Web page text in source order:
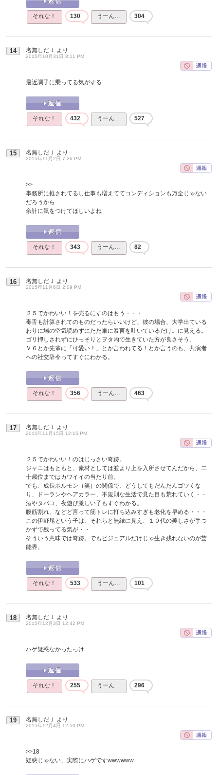
それな！ 130 うーん… 304
14 名無しだＪ より
2015年10月31日 8:11 PM
最近調子に乗ってる気がする
それな！ 432 うーん… 527
15 名無しだＪ より
2015年11月2日 7:26 PM
>>
事務所に推されてるし仕事も増えててコンディションも万全じゃない
だろうから
余計に気をつけてほしいよね
それな！ 343 うーん… 82
16 名無しだＪ より
2015年11月6日 2:09 PM
２５でかわいい！を売るにすのはもう・・・
毒舌も計算されてのものだったらいいけど、彼の場合、大学出ている
わりに場の空気読めずにただ単に暴言を吐いているだけ。に見える。
ゴリ押しされずにひっそりとヲタ内で生きていた方が良さそう。
Ｖ６とか先輩に「可愛い！」とか言われてる！とか言うのも、共演者
への社交辞令ってすぐにわかる。
それな！ 356 うーん… 463
17 名無しだＪ より
2015年11月15日 12:15 PM
２５でかわいい！のはじっさい奇跡。
ジャニはもともと、素材としては並より上を入所させてんだから、二
十歳位まではカワイイの当たり前。
でも、成長ホルモン（笑）の関係で、どうしてもだんだんゴツくな
り、ドーランやヘアカラー、不規則な生活で見た目も荒れていく・・
酒やタバコ、夜遊び激しい子もすぐわかる。
腹筋割れ、などど言って筋トレに打ち込みすぎも老化を早める・・・
この伊野尾という子は、それらと無縁に見え、１０代の美しさが手つ
かずで残ってる気が・・
そういう意味では奇跡。でもビジュアルだけじゃ生き残れないのが芸
能界。
それな！ 533 うーん… 101
18 名無しだＪ より
2015年12月3日 12:42 PM
ハゲ疑惑なかったっけ
それな！ 255 うーん… 296
19 名無しだＪ より
2015年12月4日 12:50 PM
>>18
疑惑じゃない、実際にハゲですwwwwww